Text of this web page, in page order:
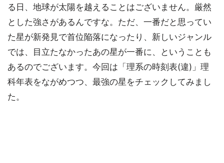
る日、地球が太陽を越えることはございません。厳然
とした強さがあるんですな。ただ、一番だと思ってい
た星が新発見で首位陥落になったり、新しいジャンル
では、目立たなかったあの星が一番に、ということも
あるのでございます。今回は「理系の時刻表(違)」理
科年表をながめつつ、最強の星をチェックしてみまし
た。